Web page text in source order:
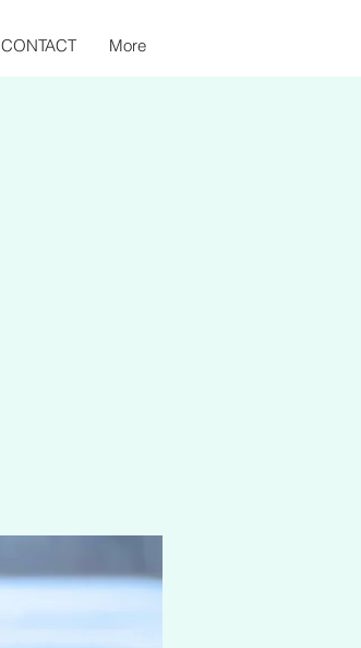
CONTACT More